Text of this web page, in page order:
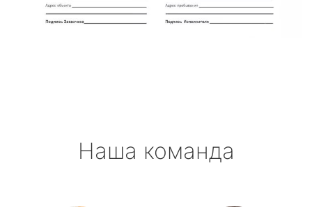
Наша команда